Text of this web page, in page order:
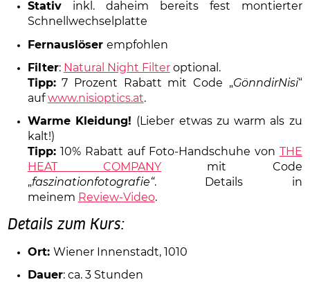
Stativinkl. daheim bereits fest montierter
Schnellwechselplatte
Fernauslöser empfohlen
Filter: Natural Night Filteroptional.
Tipp:7 Prozent Rabatt mit Code „GönndirNisi“
aufwww.nisioptics.at.
Warme Kleidung! (Lieber etwas zu warm als zu
kalt!)
Tipp:10% Rabatt auf Foto-Handschuhe von
THE
HEAT COMPANY mit Code
„faszinationfotografie“. Details in
meinem Review-Video.
Details zum Kurs:
Ort: Wiener Innenstadt, 1010
Dauer: ca. 3 Stunden